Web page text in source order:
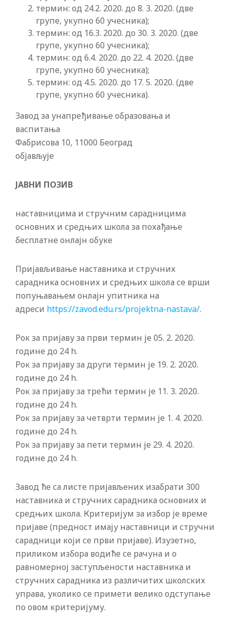
термин: од 24.2. 2020. до 8. 3. 2020. (две
групе, укупно 60 учесника);
термин: од 16.3. 2020. до 30. 3. 2020. (две
групе, укупно 60 учесника);
термин: од 6.4. 2020. до 22. 4. 2020. (две
групе, укупно 60 учесника);
термин: од 4.5. 2020. до 17. 5. 2020. (две
групе, укупно 60 учесника).
Завод за унапређивање образовања и
васпитања
Фабрисова 10, 11000 Београд
објављује
ЈАВНИ ПОЗИВ
наставницима и стручним сарадницима
основних и средњих школа за похађање
бесплатне онлајн обуке
Пријављивање наставника и стручних
сарадника основних и средњих школа се врши
попуњавањем онлајн упитника на
адреси https://zavod.edu.rs/projektna-nastava/.
Рок за пријаву за први термин је 05. 2. 2020.
године до 24 h.
Рок за пријаву за други термин је 19. 2. 2020.
године до 24 h.
Рок за пријаву за трећи термин је 11. 3. 2020.
године до 24 h.
Рок за пријаву за четврти термин је 1. 4. 2020.
године до 24 h.
Рок за пријаву за пети термин је 29. 4. 2020.
године до 24 h.
Завод ће са листе пријављених изабрати 300
наставника и стручних сарадника основних и
средњих школа. Критеријум за избор је време
пријаве (предност имају наставници и стручни
сарадници који се први пријаве). Изузетно,
приликом избора водиће се рачуна и о
равномерној заступљености наставника и
стручних сарадника из различитих школских
управа, уколико се примети велико одступање
по овом критеријуму.